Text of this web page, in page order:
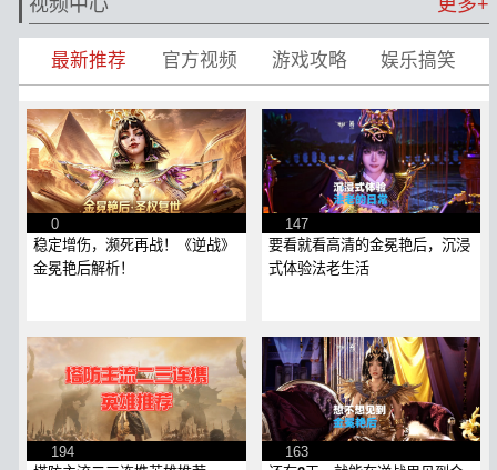
视频中心 更多+
最新推荐 官方视频 游戏攻略 娱乐搞笑
0
稳定增伤，濒死再战！《逆战》
金冕艳后解析！
147
要看就看高清的金冕艳后，沉浸
式体验法老生活
194
163